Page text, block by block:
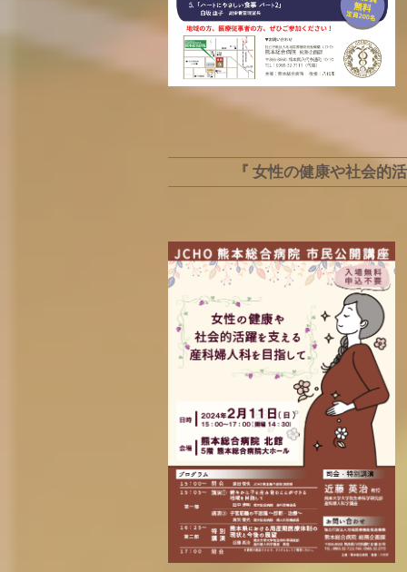
『 女性の健康や社会的